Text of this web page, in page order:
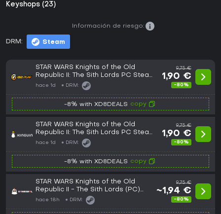
Keyshops (23)
DRM: Steam
Información de riesgo:
STAR WARS Knights of the Old
Republic II: The Sith Lords PC Steam
CD Key
hace 1d DRM:
9,75 €
1,90 €
-80%
-8% with XD8DEALS copy
STAR WARS Knights of the Old
Republic II: The Sith Lords PC Steam
CD Key
hace 1d DRM:
9,75 €
1,90 €
-80%
-8% with XD8DEALS copy
STAR WARS Knights of the Old
Republic II - The Sith Lords (PC)
Steam Key - GLOBAL
hace 18h DRM:
9,75 €
~1,94 €
-80%